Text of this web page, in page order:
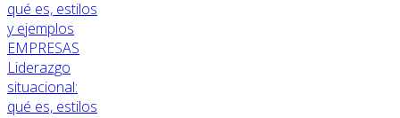
EMPRESAS
Liderazgo
situacional:
qué es, estilos